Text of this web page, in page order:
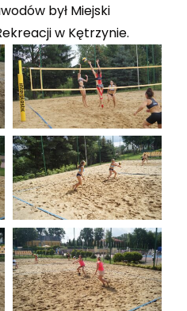
był Miejski
w Kętrzynie.